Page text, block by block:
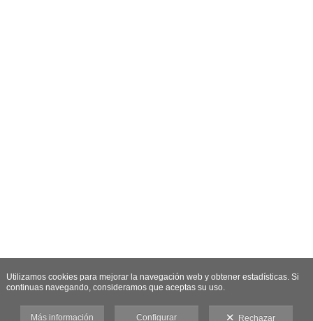
Utilizamos cookies para mejorar la navegación web y obtener estadísticas. Si
continuas navegando, consideramos que aceptas su uso.
Más información Configurar Rechazar